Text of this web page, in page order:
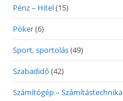
Pénz – Hitel(15)
Póker(6)
Sport, sportolás(49)
Szabadidő (42)
Számítógép – Számítástechnika